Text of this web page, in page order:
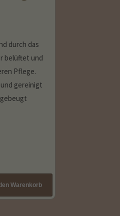
durch das
belüftet und
Pflege.
gereinigt